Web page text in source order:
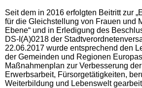
Seit dem in 2016 erfolgten Beitritt zur
für die Gleichstellung von Frauen und
Ebene“ und in Erledigung des
DS-I(A)0218 der
22.06.2017 wurde entsprechend den
der Gemeinden und Regionen
Maßnahmenplan zur Verbesserung
Erwerbsarbeit, Fürsorgetätigkeiten,
Weiterbildung und Lebenswelt